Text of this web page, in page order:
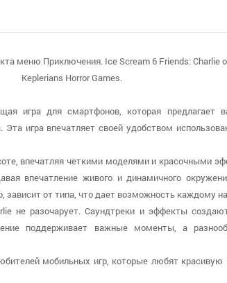
меню Приключения. Ice Scream 6 Friends: Charlie
Keplerians Horror Games.
игра для смартфонов, которая предлагает
Эта игра впечатляет своей удобством
впечатляя четкими моделями и красочными
впечатление живого и динамичного
зависит от типа, что дает возможность каждому
не разочарует. Саундтреки и эффекты
поддерживает важные моменты, а
мобильных игр, которые любят красивую